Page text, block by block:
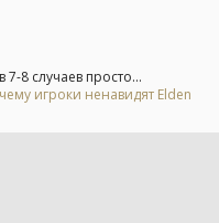
7-8 случаев просто...
игроки ненавидят Elden